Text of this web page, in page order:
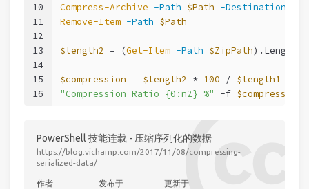
10
11
12
13
14
15
16
Compress-Archive -Path $Path -Destination
Remove-Item -Path $Path
$length2 = (Get-Item -Path $ZipPath).Length
$compression = $length2 * 100 / $length1
"Compression Ratio {0:n2} %"
-f $compression
PowerShell 技能连载 - 压缩序列化的数据
https://blog.vichamp.com/2017/11/08/compressing-
serialized-data/
作者 发布于 更新于